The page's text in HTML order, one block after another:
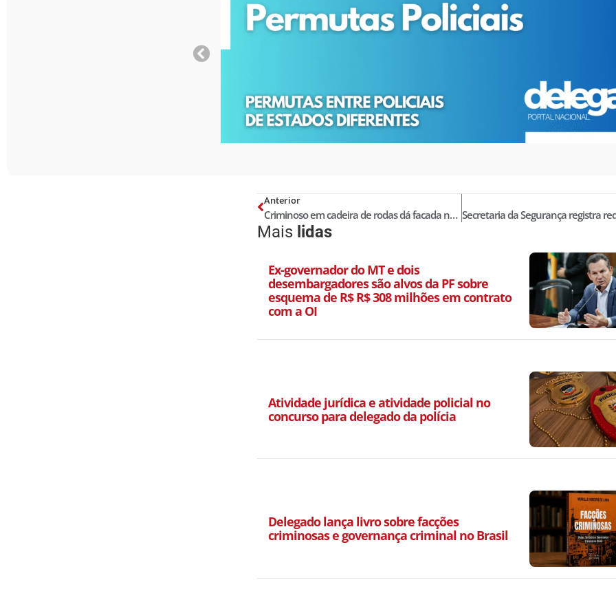
Anterior
Criminoso em cadeira de rodas dá facada nas costas de policial durante abordagem no RS, por Marcos Vinnicius Marinho Monteiro
Mais lidas
Ex-governador do MT e dois
desembargadores são alvos da PF sobre
esquema de R$ R$ 308 milhões em contrato
com a OI
Atividade jurídica e atividade policial no
concurso para delegado da polícia
Delegado lança livro sobre facções
criminosas e governança criminal no Brasil